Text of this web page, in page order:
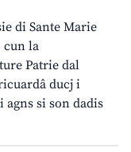
di Sante Marie
cun la
Patrie dal
ducj i
agns si son dadis